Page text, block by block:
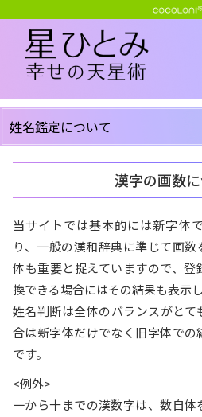
姓名鑑定について
漢字の画数
当サイトでは基本的には新字体
り、一般の漢和辞典に準じて画
体も重要と捉えていますので、
換できる場合にはその結果も表示し
姓名判断は全体のバランスがと
合は新字体だけでなく旧字体で
です。
<例外>
一から十までの漢数字は、数自